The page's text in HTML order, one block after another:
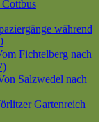
während
Fichtelberg nach
Salzwedel nach
Gartenreich